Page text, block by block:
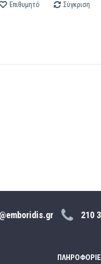
Επιθυμητό Σύγκριση
210